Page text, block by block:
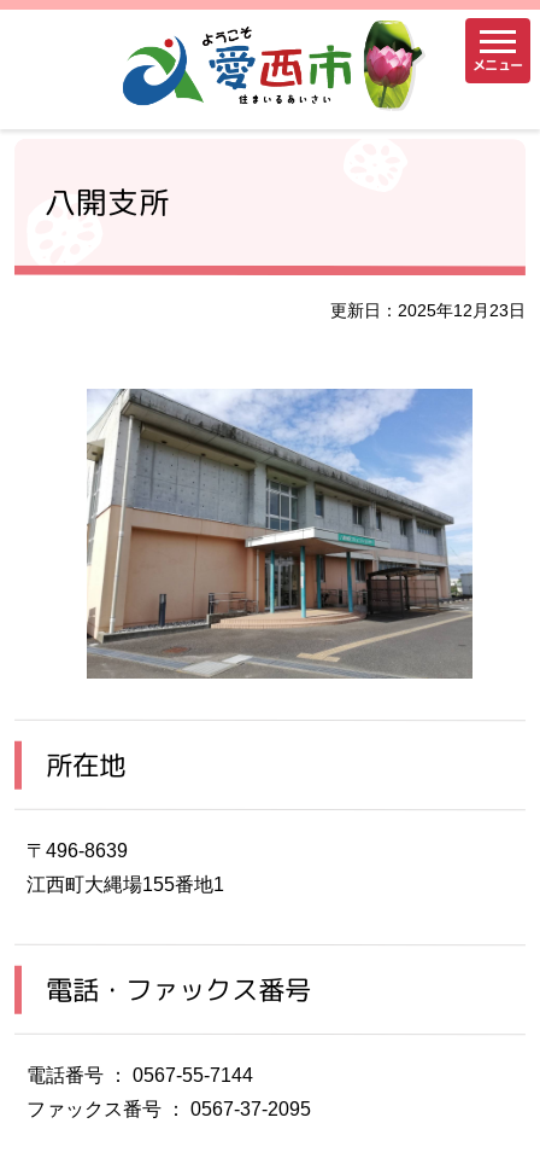
メニュー
八開支所
更新日：2025年12月23日
所在地
〒496-8639
江西町大縄場155番地1
電話・ファックス番号
電話番号 ： 0567-55-7144
ファックス番号 ： 0567-37-2095